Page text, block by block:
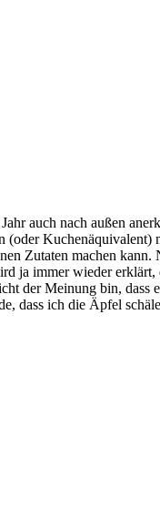
auch nach außen
Zutaten machen
ja immer wieder
der Meinung bin, dass
ich die Äpfel